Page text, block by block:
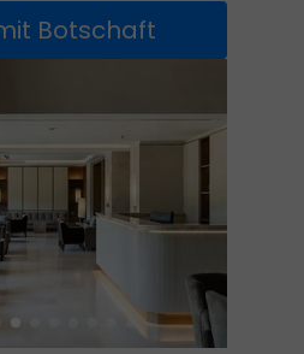
Botschaft